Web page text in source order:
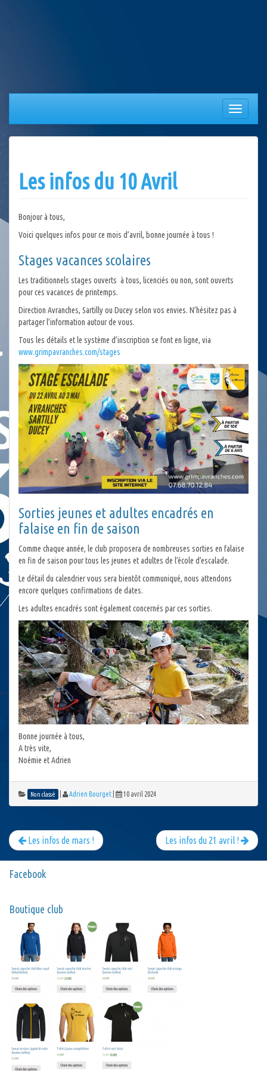
Afficher/
la
Les infos du 10 Avril
Bonjour à tous,
Voici quelques infos pour ce mois d’avril, bonne journée à tous !
Stages vacances scolaires
Les traditionnels stages ouverts à tous, licenciés ou non, sont ouverts
pour ces vacances de printemps.
Direction Avranches, Sartilly ou Ducey selon vos envies. N’hésitez pas à
partager l’information autour de vous.
Tous les détails et le système d’inscription se font en ligne, via
www.grimpavranches.com/stages
Sorties jeunes et adultes encadrés en
falaise en fin de saison
Comme chaque année, le club proposera de nombreuses sorties en falaise
en fin de saison pour tous les jeunes et adultes de l’école d’escalade.
Le détail du calendrier vous sera bientôt communiqué, nous attendons
encore quelques confirmations de dates.
Les adultes encadrés sont également concernés par ces sorties.
Bonne journée à tous,
A très vite,
Noémie et Adrien
Non classé Adrien Bourget 10 avril 2024
Les infos du 21 avril !
Les infos de mars !
Facebook
Boutique club